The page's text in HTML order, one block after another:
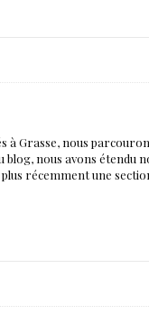
à Grasse, nous
blog, nous avons
récemment une